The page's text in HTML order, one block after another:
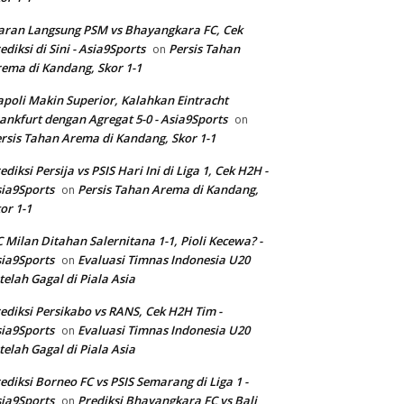
Langsung PSM vs Bhayangkara FC, Cek
di Sini - Asia9Sports on Persis Tahan
di Kandang, Skor 1-1
Makin Superior, Kalahkan Eintracht
dengan Agregat 5-0 - Asia9Sports on
Tahan Arema di Kandang, Skor 1-1
Persija vs PSIS Hari Ini di Liga 1, Cek H2H -
on Persis Tahan Arema di Kandang,
1-1
Milan Ditahan Salernitana 1-1, Pioli Kecewa? -
on Evaluasi Timnas Indonesia U20
Gagal di Piala Asia
Persikabo vs RANS, Cek H2H Tim -
on Evaluasi Timnas Indonesia U20
Gagal di Piala Asia
Borneo FC vs PSIS Semarang di Liga 1 -
on Prediksi Bhayangkara FC vs Bali